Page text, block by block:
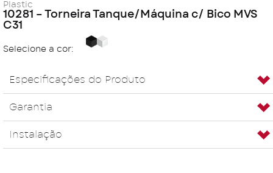
Plastic
10281 – Torneira Tanque/Máquina c/ Bico MVS
C31
Selecione a cor: Black
Especificações do Produto
Garantia
Instalação